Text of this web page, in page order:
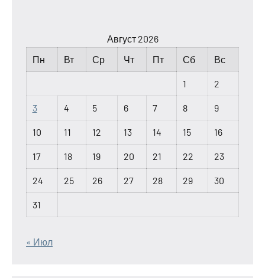
Август 2026
Пн
Вт Ср Чт Пт Сб Вс
1 2
3 4 5 6 7 8 9
10 11 12 13 14 15 16
17 18 19 20 21 22 23
24 25 26 27 28 29 30
31
« Июл